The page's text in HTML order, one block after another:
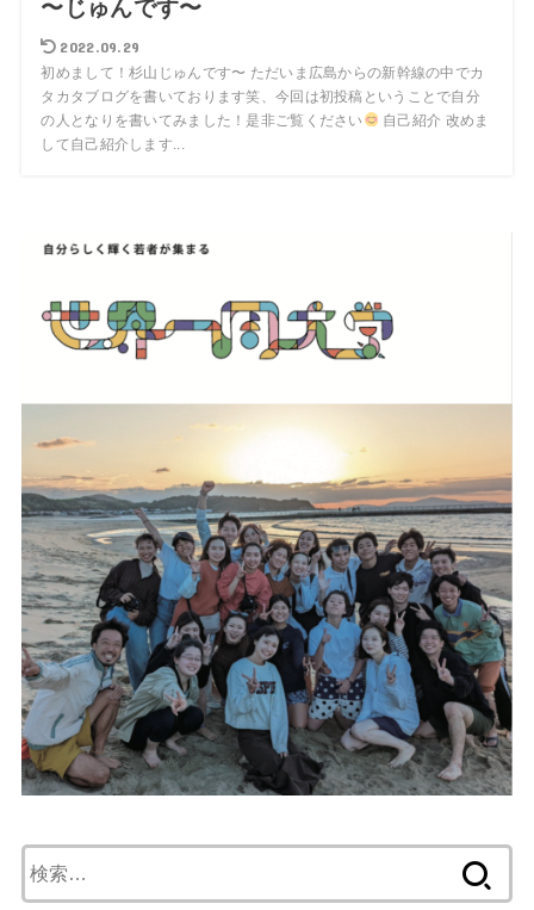
〜じゅんです〜
2022.09.29
初めまして！杉山じゅんです〜 ただいま広島からの新幹線の中でカ
タカタブログを書いております笑、今回は初投稿ということで自分
の人となりを書いてみました！是非ご覧ください
自己紹介 改めま
して自己紹介します...
索: